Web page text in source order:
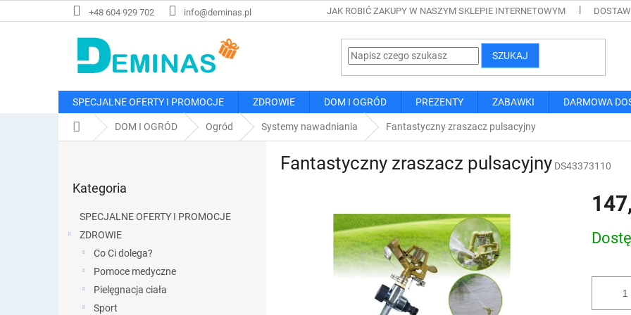
do
+48 604 929 702 info@deminas.pl JAK ROBIĆ ZAKUPY W NASZYM SKLEPIE INTERNETOWYM
SZUKAJ
SPECJALNE OFERTY I PROMOCJE ZDROWIE DOM I OGRÓD PREZENTY ZABAWKI DARMOWA
Home DOM I OGRÓD Ogród Systemy nawadniania Fantastyczny zraszacz pulsacyjny
kategorie
Kategoria
SPECJALNE OFERTY I PROMOCJE
ZDROWIE
Co Ci dolega?
Pomoce medyczne
Pielęgnacja ciała
Sport
Fantastyczny zraszacz pulsacyjny DS43373110